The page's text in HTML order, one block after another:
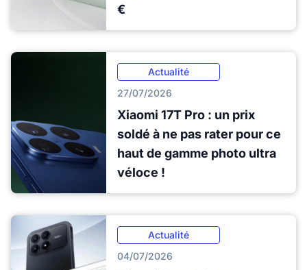
€
Actualité
27/07/2026
Xiaomi 17T Pro : un prix
soldé à ne pas rater pour ce
haut de gamme photo ultra
véloce !
Actualité
04/07/2026